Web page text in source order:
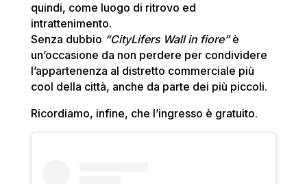
quindi, come luogo di ritrovo ed
intrattenimento.
Senza dubbio “CityLifers Wall in fiore”è
un’occasione da non perdere per condividere
l’appartenenza al distretto commerciale più
cool della città, anche da parte dei più piccoli.
Ricordiamo, infine, che l’ingresso è gratuito.